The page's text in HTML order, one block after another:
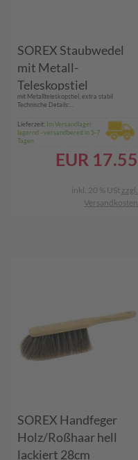
SOREX Staubwedel
mit Metall-
Teleskopstiel
mit Metallteleskopstiel, extra stabil
Technische Details:...
Lieferzeit: Im Versandlager
lagernd - versandbereit in 5-7
Tagen
EUR 17.55
inkl. 20 % USt zzgl.
Versandkosten
SOREX Handfeger
Holz/Roßhaar hell
lackiert 28cm